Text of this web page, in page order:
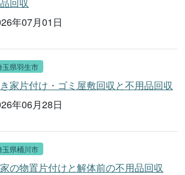
年07月01日
玉県羽生市
家片付け・ゴミ屋敷回収と不用品回収
年06月28日
玉県桶川市
の物置片付けと解体前の不用品回収